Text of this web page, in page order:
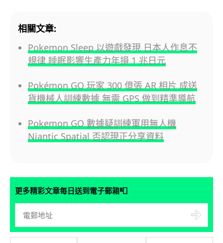
相關文章:
Pokemon Sleep 以遊戲發現 日本人作息不
規律 睡眠影響生產力年損 1 兆日元
Pokémon GO 玩家 300 億張 AR 相片 成送
貨機械人訓練數據 無需 GPS 做到精準導航
Pokemon GO 數據疑訓練軍用無人機
Niantic Spatial 否認現正分享資料
更多精彩文章每日送到電子郵箱📮